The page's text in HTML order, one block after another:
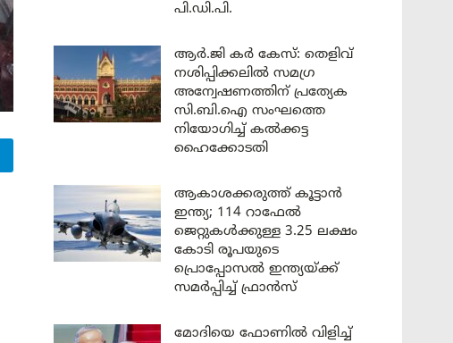
പി.ഡി.പി.
ആർ.ജി കർ കേസ്: തെളിവ്
നശിപ്പിക്കലിൽ സമഗ്ര
അന്വേഷണത്തിന് പ്രത്യേക
സി.ബി.ഐ സംഘത്തെ
നിയോഗിച്ച് കൽക്കട്ട
ഹൈക്കോടതി
ആകാശക്കരുത്ത് കൂട്ടാൻ
ഇന്ത്യ; 114 റാഫേൽ
ജെറ്റുകൾക്കുള്ള 3.25 ലക്ഷം
കോടി രൂപയുടെ
പ്രൊപ്പോസൽ ഇന്ത്യയ്ക്ക്
സമർപ്പിച്ച് ഫ്രാൻസ്
മോദിയെ ഫോണിൽ വിളിച്ച്